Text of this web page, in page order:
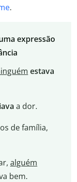
.
expressão
estava
a dor.
de família,
alguém
bem.